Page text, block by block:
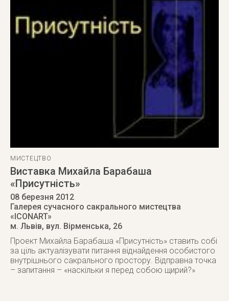
ДОВІДКА
МИСТЕЦТВО
Виставка Михайла Барабаша
«Присутність»
08 березня 2012
Галерея сучасного сакрального мистецтва
«ICONART»
м. Львів, вул. Вірменська, 26
Проект Михайла Барабаша «Присутність» ставить собі
за ціль актуалізувати питання віднайдення особистого
внутрішнього сакрального простору. Відправна точка
– запитання – «наскільки я перед собою щирий?»